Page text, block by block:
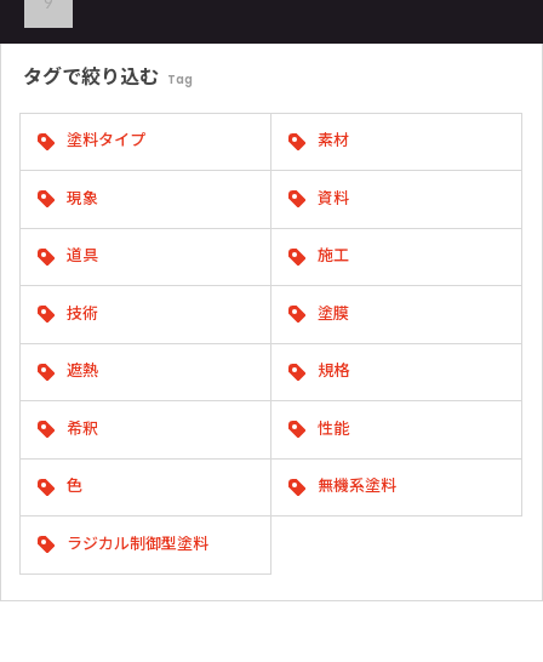
タグで絞り込む Tag
塗料タイプ 素材
現象 資料
道具 施工
技術 塗膜
遮熱 規格
希釈 性能
色 無機系塗料
ラジカル制御型塗料